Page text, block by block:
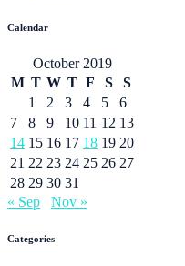
Calendar
October 2019
M T W T F S
S
1
2 3 4 5
6
7
8 9 10 11 12 13
14 15 16 17 18 19 20
21 22 23 24 25 26 27
28 29 30 31
« Sep
Nov »
Categories